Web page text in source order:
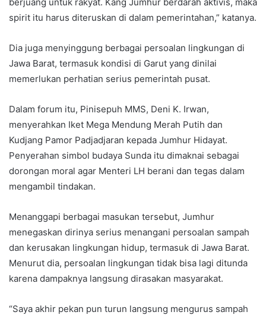
spirit itu harus diteruskan di dalam pemerintahan,” katanya.
Dia juga menyinggung berbagai persoalan lingkungan di
Jawa Barat, termasuk kondisi di Garut yang dinilai
memerlukan perhatian serius pemerintah pusat.
Dalam forum itu, Pinisepuh MMS, Deni K. Irwan,
menyerahkan Iket Mega Mendung Merah Putih dan
Kudjang Pamor Padjadjaran kepada Jumhur Hidayat.
Penyerahan simbol budaya Sunda itu dimaknai sebagai
dorongan moral agar Menteri LH berani dan tegas dalam
mengambil tindakan.
Menanggapi berbagai masukan tersebut, Jumhur
menegaskan dirinya serius menangani persoalan sampah
dan kerusakan lingkungan hidup, termasuk di Jawa Barat.
Menurut dia, persoalan lingkungan tidak bisa lagi ditunda
karena dampaknya langsung dirasakan masyarakat.
“Saya akhir pekan pun turun langsung mengurus sampah